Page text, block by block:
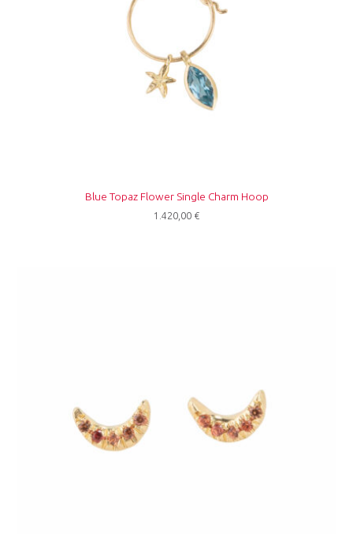
Blue Topaz Flower Single Charm Hoop
1.420,00 €